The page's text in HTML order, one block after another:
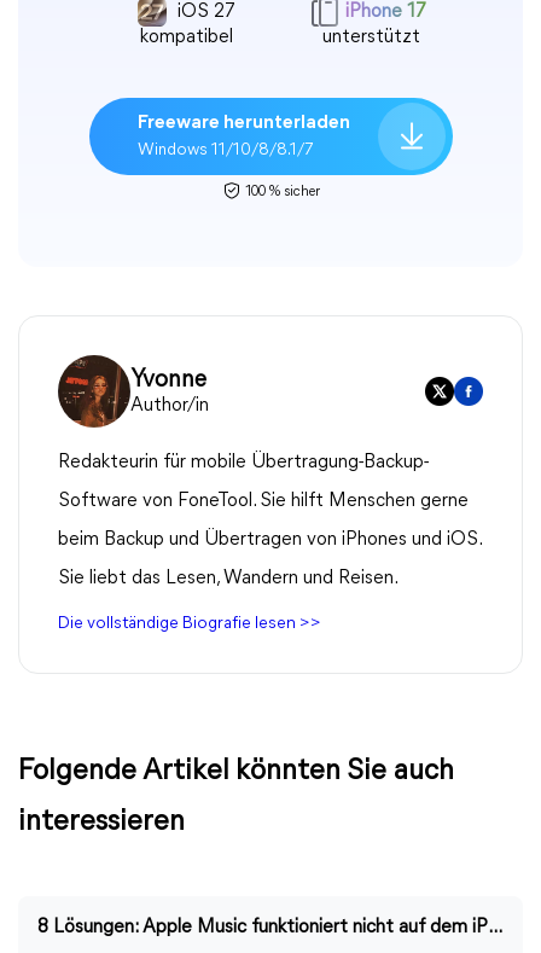
iOS 27
kompatibel
iPhone 17
unterstützt
Freeware herunterladen
Windows 11/10/8/8.1/7
100 % sicher
Yvonne
Author/in
Redakteurin für mobile Übertragung-Backup-
Software von FoneTool. Sie hilft Menschen gerne
beim Backup und Übertragen von iPhones und iOS.
Sie liebt das Lesen, Wandern und Reisen.
Die vollständige Biografie lesen >>
Folgende Artikel könnten Sie auch
interessieren
8 Lösungen: Apple Music funktioniert nicht auf dem iPhone/iPad